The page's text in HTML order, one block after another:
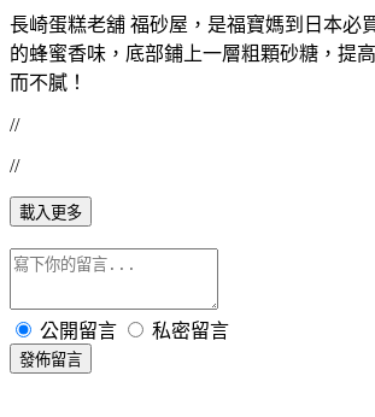
長崎蛋糕老舖 福砂屋，是福寶媽到日本必
的蜂蜜香味，底部鋪上一層粗顆砂糖，提
而不膩！
//
//
載入更多
公開留言 私密留言
發佈留言